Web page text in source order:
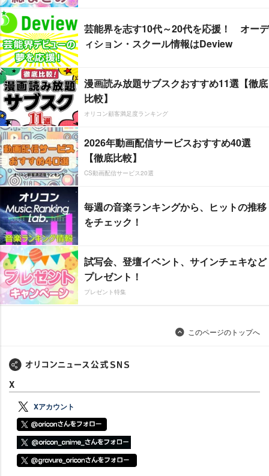
芸能界を志す10代～20代を応援！ オーデ
ィション・スクール情報はDeview
漫画読み放題サブスクおすすめ11選【徹底
比較】
オリコン顧客満足度ランキング
2026年動画配信サービスおすすめ40選
【徹底比較】
CS動画配信サービス20選
毎週の音楽ランキングから、ヒットの推移
をチェック！
試写会、登壇イベント、サインチェキなど
プレゼント！
プレゼント特集
このページのトップへ
X
Xアカウント